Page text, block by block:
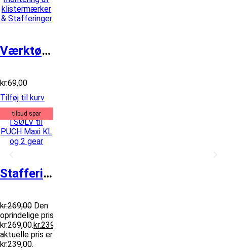
Værktøj for montering af klistermærke...
kr.69,00
Tilføj til kurv
tilbud spar
Stafferinger i SØLV til PUCH Maxi KL...
kr.269,00 Den
oprindelige pris var:
kr.269,00.kr.239,00
aktuelle pris er:
kr.239,00.